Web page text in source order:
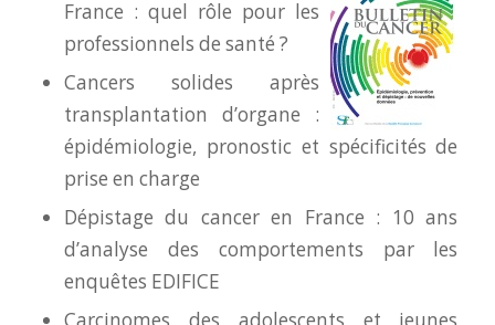
France : quel rôle pour les
professionnels de santé ?
Cancers solides après
transplantation d’organe :
épidémiologie, pronostic et spécificités de
prise en charge
Dépistage du cancer en France : 10 ans
d’analyse des comportements par les
enquêtes EDIFICE